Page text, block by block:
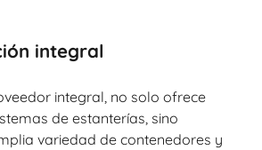
integral
integral, no solo ofrece
de estanterías, sino
variedad de contenedores y